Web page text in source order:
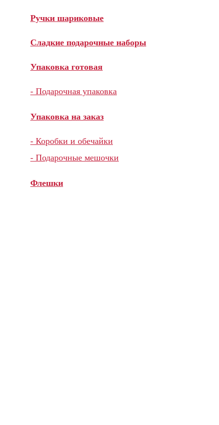
Ручки шариковые
Сладкие подарочные наборы
Упаковка готовая
- Подарочная упаковка
Упаковка на заказ
- Коробки и обечайки
- Подарочные мешочки
Флешки